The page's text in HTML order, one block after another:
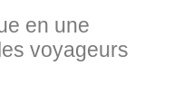
en une
voyageurs